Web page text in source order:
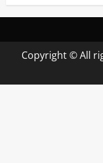
Copyright © All